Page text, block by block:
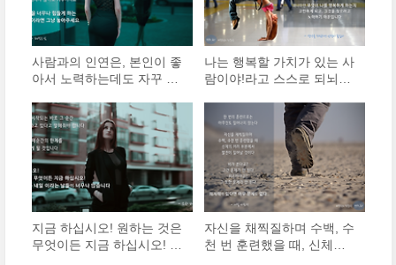
사람과의 인연은, 본인이 좋
아서 노력하는데도 자꾸 힘
닌 경우일 수 있습니다.
나는 행복할 가치가 있는 사
람이야!라고 스스로 되뇌면
이 많아 집니다.
지금 하십시오! 원하는 것은
무엇이든 지금 하십시오! 미
자신을 채찍질하며 수백, 수
천 번 훈련했을 때, 신체의